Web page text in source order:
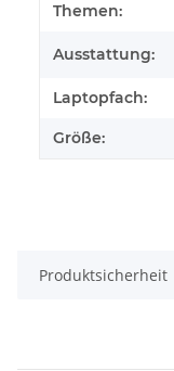
Themen:
Ausstattung:
Laptopfach:
Größe:
Produktsicherheit